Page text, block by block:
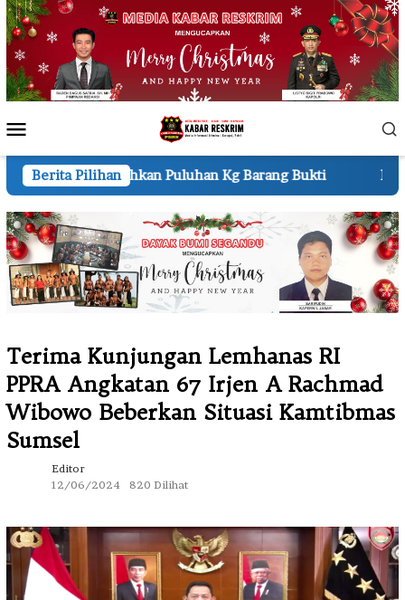
Loncat
ke
konten
Mobile
Berita Pilihan
Kg Barang Bukti Resmi Berdiri Mako Polres
Terima Kunjungan Lemhanas RI
PPRA Angkatan 67 Irjen A Rachmad
Wibowo Beberkan Situasi Kamtibmas
Sumsel
Editor
12/06/2024
820 Dilihat